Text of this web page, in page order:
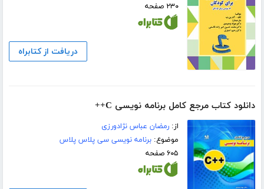
۲۳۰ صفحه
دریافت از کتابراه
دانلود کتاب مرجع کامل برنامه نویسی C++
از:رمضان عباس نژادورزی
موضوع:برنامه نویسی سی پلاس پلاس
۶۰۵ صفحه